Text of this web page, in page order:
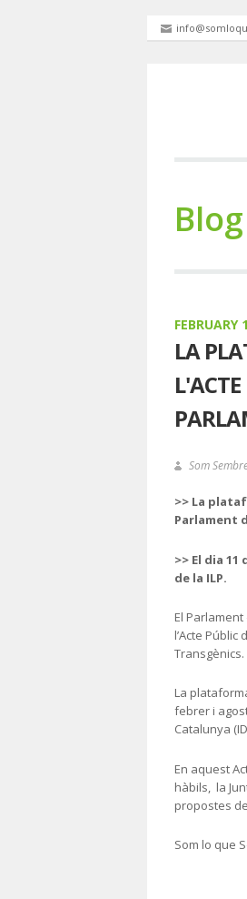
FEBRUARY
LA
Som
>> La
Parlament
>> El dia
de la ILP.
El
l’Acte
La
febrer i
Catalunya
En aquest
hàbils, la
propostes
Som lo que